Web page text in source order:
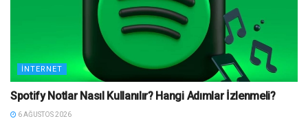
İNTERNET
Spotify Notlar Nasıl Kullanılır? Hangi Adımlar İzlenmeli?
6 AĞUSTOS 2026